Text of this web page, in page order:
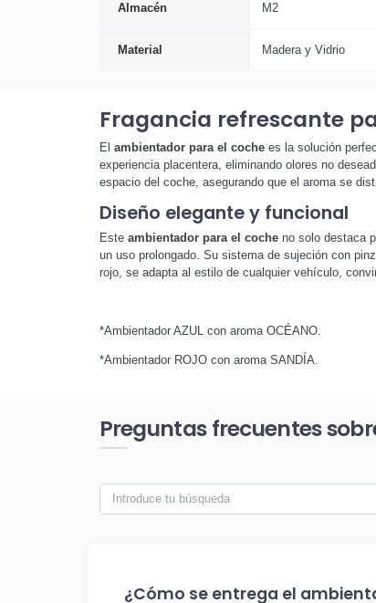
Almacén M2
Material Madera y Vidrio
Fragancia refrescante
El ambientador para el cochees la solución
experiencia placentera, eliminando olores no
espacio del coche, asegurando que el aroma se
Diseño elegante y funcional
Este ambientador para el cocheno solo destaca
un uso prolongado. Su sistema de sujeción con
rojo, se adapta al estilo de cualquier vehículo,
*Ambientador AZUL con aroma OCÉANO.
*Ambientador ROJO con aroma SANDÍA.
Preguntas frecuentes
¿Cómo se entrega el